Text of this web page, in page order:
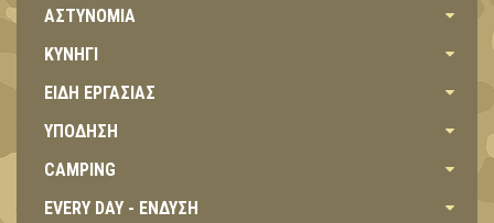
ΑΣΤΥΝΟΜΙΑ
ΚΥΝΗΓΙ
ΕΙΔΗ ΕΡΓΑΣΙΑΣ
ΥΠΟΔΗΣΗ
CAMPING
EVERY DAY - ΕΝΔΥΣΗ